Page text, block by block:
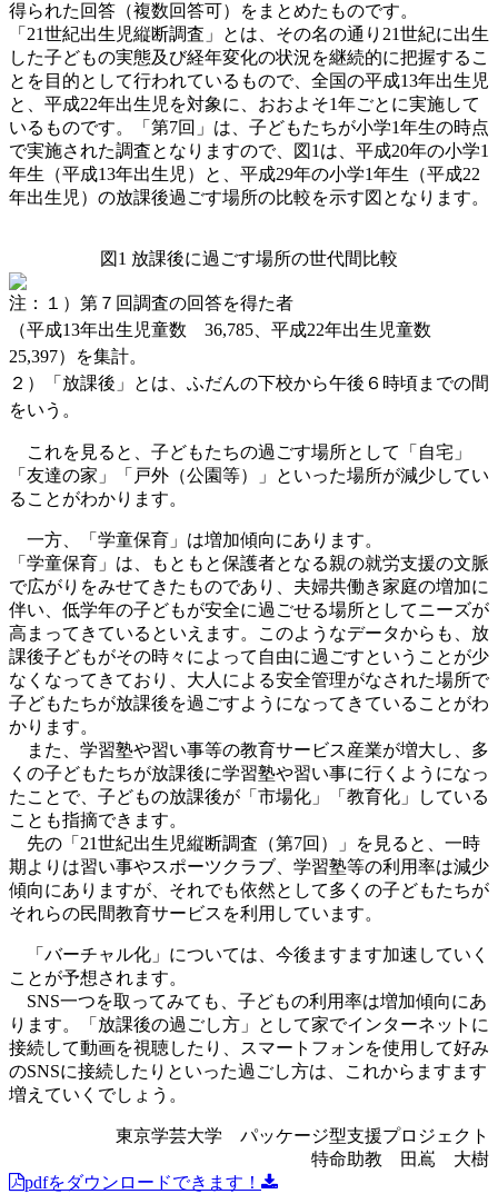
得られた回答（複数回答可）をまとめたものです。
「21世紀出生児縦断調査」とは、その名の通り21世紀に出生
した子どもの実態及び経年変化の状況を継続的に把握するこ
とを目的として行われているもので、全国の平成13年出生児
と、平成22年出生児を対象に、おおよそ1年ごとに実施して
いるものです。「第7回」は、子どもたちが小学1年生の時点
で実施された調査となりますので、図1は、平成20年の小学1
年生（平成13年出生児）と、平成29年の小学1年生（平成22
年出生児）の放課後過ごす場所の比較を示す図となります。
図1 放課後に過ごす場所の世代間比較
注：１）第７回調査の回答を得た者
（平成13年出生児童数 36,785、平成22年出生児童数
25,397）を集計。
２）「放課後」とは、ふだんの下校から午後６時頃までの間
をいう。
これを見ると、子どもたちの過ごす場所として「自宅」
「友達の家」「戸外（公園等）」といった場所が減少してい
ることがわかります。
一方、「学童保育」は増加傾向にあります。
「学童保育」は、もともと保護者となる親の就労支援の文脈
で広がりをみせてきたものであり、夫婦共働き家庭の増加に
伴い、低学年の子どもが安全に過ごせる場所としてニーズが
高まってきているといえます。このようなデータからも、放
課後子どもがその時々によって自由に過ごすということが少
なくなってきており、大人による安全管理がなされた場所で
子どもたちが放課後を過ごすようになってきていることがわ
かります。
また、学習塾や習い事等の教育サービス産業が増大し、多
くの子どもたちが放課後に学習塾や習い事に行くようになっ
たことで、子どもの放課後が「市場化」「教育化」している
ことも指摘できます。
先の「21世紀出生児縦断調査（第7回）」を見ると、一時
期よりは習い事やスポーツクラブ、学習塾等の利用率は減少
傾向にありますが、それでも依然として多くの子どもたちが
それらの民間教育サービスを利用しています。
「バーチャル化」については、今後ますます加速していく
ことが予想されます。
SNS一つを取ってみても、子どもの利用率は増加傾向にあ
ります。「放課後の過ごし方」として家でインターネットに
接続して動画を視聴したり、スマートフォンを使用して好み
のSNSに接続したりといった過ごし方は、これからますます
増えていくでしょう。
東京学芸大学 パッケージ型支援プロジェクト
特命助教 田嶌 大樹
pdfをダウンロードできます！